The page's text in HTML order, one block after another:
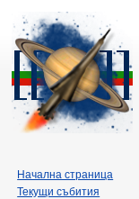
Начална страница
Текущи събития